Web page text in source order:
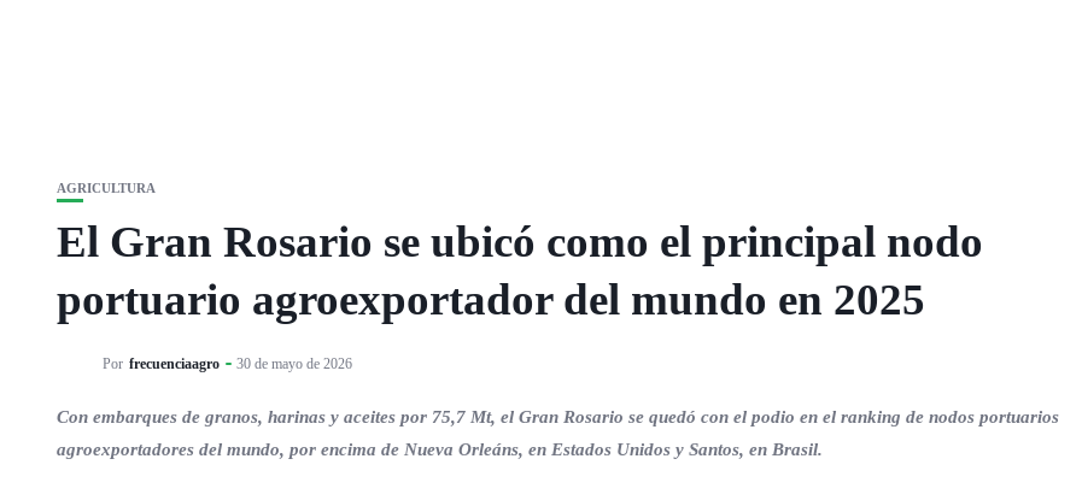
AGRICULTURA
El Gran Rosario se ubicó como el principal nodo
portuario agroexportador del mundo en 2025
Por frecuenciaagro 30 de mayo de 2026
Con embarques de granos, harinas y aceites por 75,7 Mt, el Gran Rosario se quedó con el podio en el ranking de nodos portuarios
agroexportadores del mundo, por encima de Nueva Orleáns, en Estados Unidos y Santos, en Brasil.